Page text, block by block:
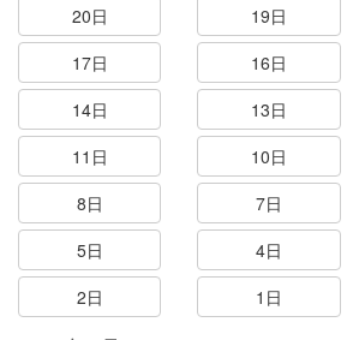
20日
19日
17日
16日
14日
13日
11日
10日
8日
7日
5日
4日
2日
1日